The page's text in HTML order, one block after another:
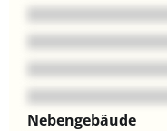
Nebengebäude